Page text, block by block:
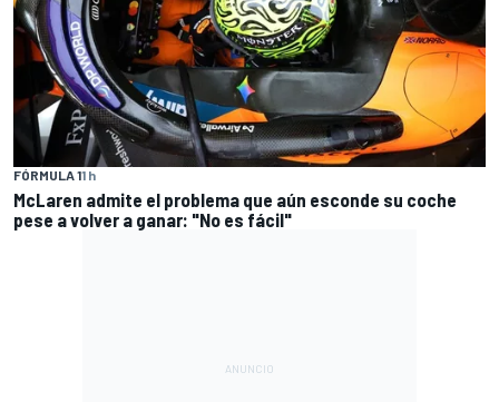
FÓRMULA 11 h
McLaren admite el problema que aún esconde su coche
pese a volver a ganar: "No es fácil"